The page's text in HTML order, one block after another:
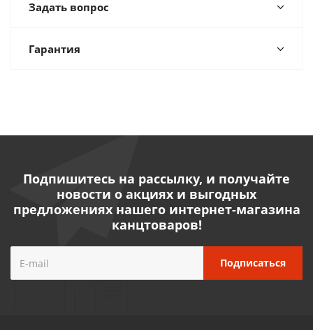
Задать вопрос
Гарантия
Подпишитесь на рассылку, и получайте
новости о акциях и выгодных
предложениях нашего интернет-магазина
канцтоваров!